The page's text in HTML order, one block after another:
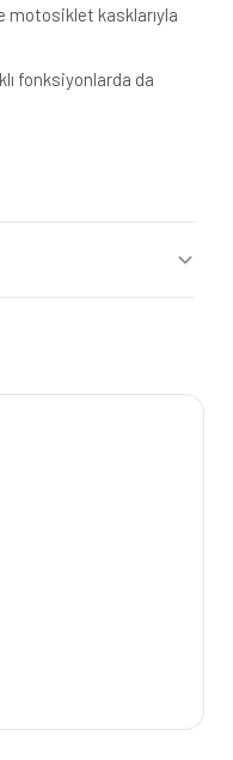
motosiklet kasklarıyla
fonksiyonlarda da